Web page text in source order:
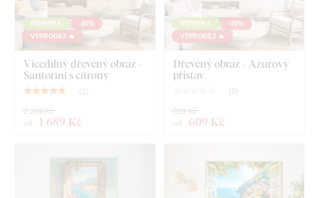
NOVINKA
-25%
VÝPRODEJ 🔥
Vícedílný dřevěný obraz -
Santorini s citrony
( 1 )
od 1 689 Kč
2 249 Kč
NOVINKA
-26%
VÝPRODEJ 🔥
Dřevěný obraz - Azurový
přístav
( 0)
od 609 Kč
819 Kč